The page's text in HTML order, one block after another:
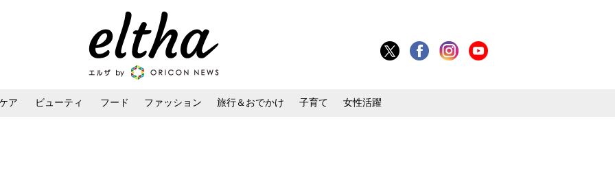
ア ビューティ フード ファッション 旅行＆おでかけ 子育て 女性活躍